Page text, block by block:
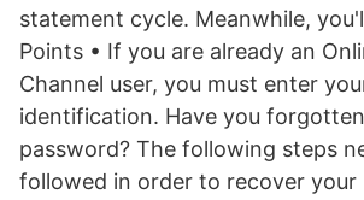
statement cycle. Meanwhile,
Points • If you are already an
Channel user, you must enter
identification. Have you
password? The following steps
followed in order to recover your